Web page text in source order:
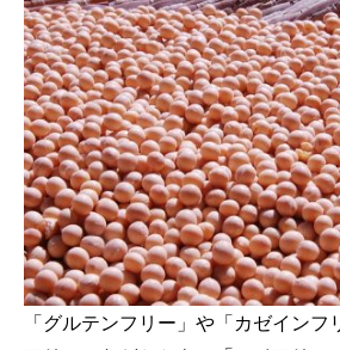
「グルテンフリー」や「カゼイン